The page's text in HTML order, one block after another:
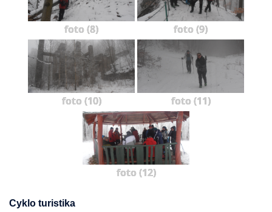
foto (8) foto (9)
foto (10) foto (11)
foto (12)
Cyklo turistika